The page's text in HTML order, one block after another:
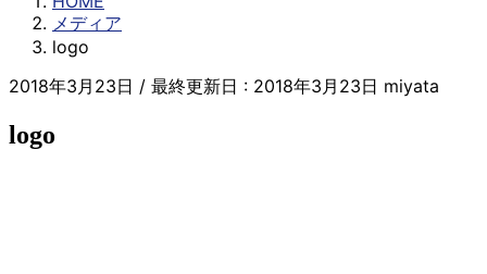
メディア
logo
2018年3月23日 / 最終更新日 : 2018年3月23日 miyata
logo